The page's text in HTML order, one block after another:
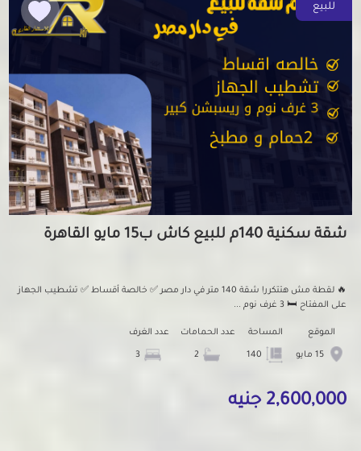
للبيع
شقة سكنية 140م للبيع كاش ب15 مايو القاهرة
🔥 لقطة مش هتتكرر! شقة 140 متر في دار مصر ✅ خالصة أقساط ✅ تشطيب الجهاز
على المفتاح 🛏️ 3 غرف نوم ...
الموقع المساحة عدد الحمامات عدد الغرف
2,600,000 جنيه